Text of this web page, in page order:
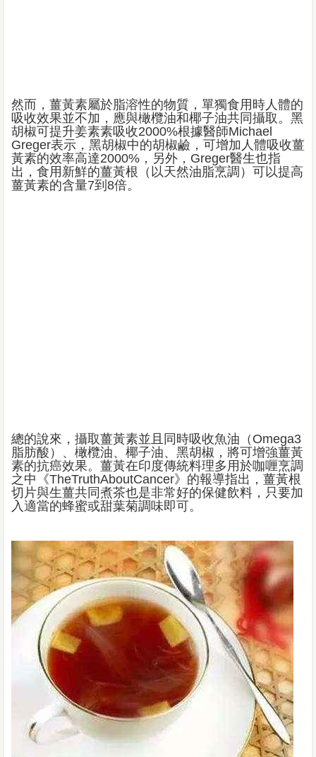
然而，薑黃素屬於脂溶性的物質，單獨食用時人體的
吸收效果並不加，應與橄欖油和椰子油共同攝取。黑
胡椒可提升姜素素吸收2000%根據醫師Michael
Greger表示，黑胡椒中的胡椒鹼，可增加人體吸收薑
黃素的效率高達2000%，另外，Greger醫生也指
出，食用新鮮的薑黃根（以天然油脂烹調）可以提高
薑黃素的含量7到8倍。
總的說來，攝取薑黃素並且同時吸收魚油（Omega3
脂肪酸）、橄欖油、椰子油、黑胡椒，將可增強薑黃
素的抗癌效果。薑黃在印度傳統料理多用於咖喱烹調
之中《TheTruthAboutCancer》的報導指出，薑黃根
切片與生薑共同煮茶也是非常好的保健飲料，只要加
入適當的蜂蜜或甜葉菊調味即可。